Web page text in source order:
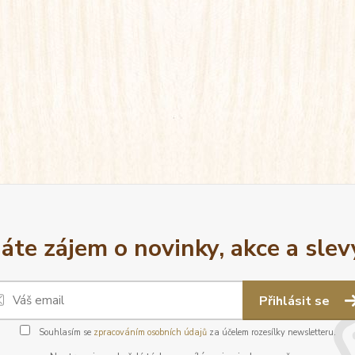
zájem o novinky, akce a
Přihlásit se
Souhlasím se zpracováním osobních údajůza účelem rozesílky newsletteru.